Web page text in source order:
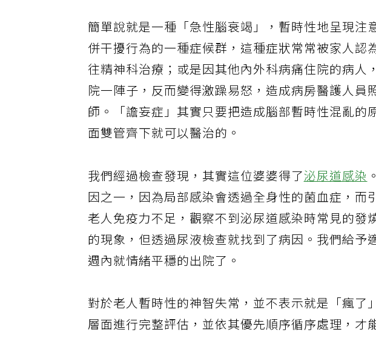
簡單說就是一種「急性腦衰竭」，暫時性地呈現注
併干擾行為的一種症候群，這種症狀常常被家人認
往精神科治療；或是因其他內外科病痛住院的病人
院一陣子，反而變得激躁易怒，造成病房醫護人員
師。「譫妄症」其實只要把造成腦部暫時性混亂的
面雙管齊下就可以醫治的。
我們經過檢查發現，其實這位婆婆得了泌尿道感染
因之一，因為局部感染會透過全身性的菌血症，而
老人免疫力不足，觀察不到泌尿道感染時常見的發
的現象，但透過尿液檢查就找到了病因。我們給予
週內就情緒平穩的出院了。
對於老人暫時性的神智失常，並不表示就是「瘋了
層面進行完整評估，並依其優先順序循序處理，才